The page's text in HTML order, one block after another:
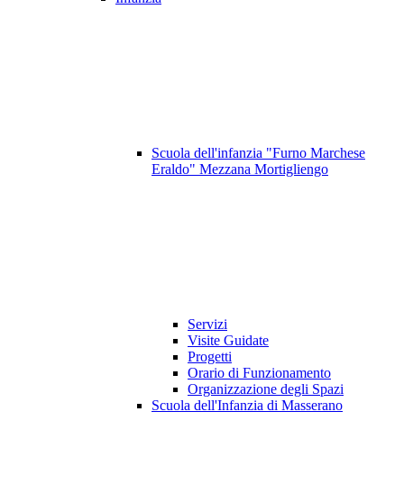
Scuola dell'infanzia "Furno Marchese
Eraldo" Mezzana Mortigliengo
Servizi
Visite Guidate
Progetti
Orario di Funzionamento
Organizzazione degli Spazi
Scuola dell'Infanzia di Masserano